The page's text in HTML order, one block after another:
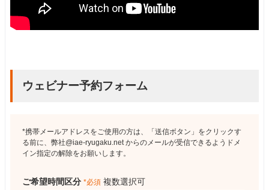
ウェビナー予約フォーム
*携帯メールアドレスをご使用の方は、「送信ボタン」をクリックす
る前に、弊社@iae-ryugaku.net からのメールが受信できるようドメ
イン指定の解除をお願いします。
ご希望時間区分 *必須 複数選択可